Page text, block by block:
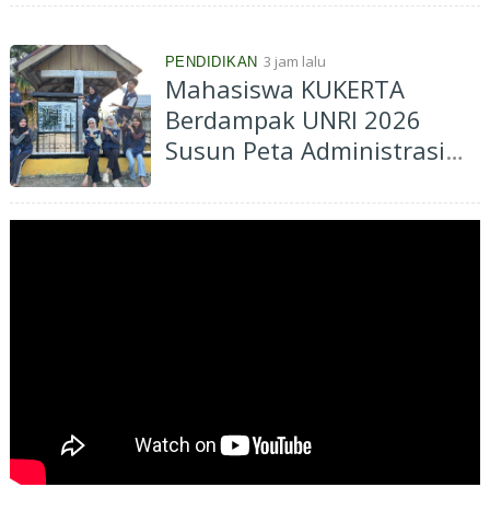
PENDIDIKAN 3 jam lalu
Mahasiswa KUKERTA
Berdampak UNRI 2026
Susun Peta Administrasi
untuk Dukung Informasi